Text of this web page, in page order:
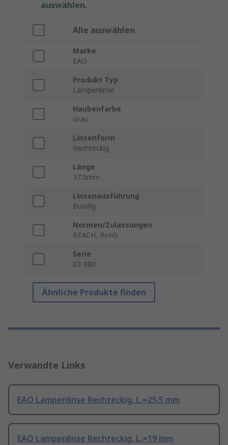
auswählen.
Alle auswählen
Marke
EAO
Produkt Typ
Lampenlinse
Haubenfarbe
Grau
Linsenform
Rechteckig
Länge
37.5mm
Linsenausführung
Bündig
Normen/Zulassungen
REACH, RoHS
Serie
03-980
Ähnliche Produkte finden
Verwandte Links
EAO Lampenlinse Rechteckig, L.=25.5 mm
EAO Lampenlinse Rechteckig, L.=19 mm